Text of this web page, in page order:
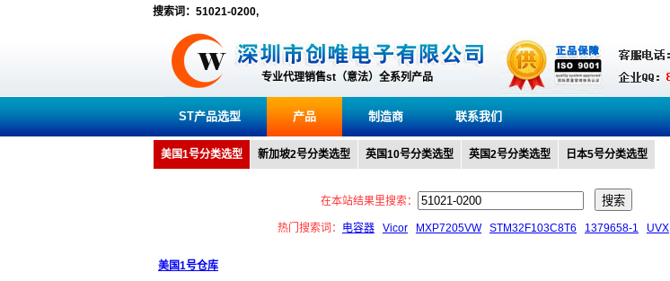
搜索词：51021-0200,
专业代理销售st（意法）全系列产品
ST产品选型 产品 制造商 联系我们
美国1号分类选型 新加坡2号分类选型 英国10号分类选型 英国2号分类选型 日本5号分类选型
在本站结果里搜索：
热门搜索词： 电容器 Vicor MXP7205VW STM32F103C8T6 1379658-1 UVX
美国1号仓库